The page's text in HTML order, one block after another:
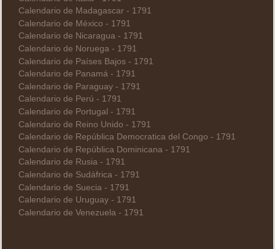
Calendario de Madagascar - 1791
Calendario de México - 1791
Calendario de Nicaragua - 1791
Calendario de Noruega - 1791
Calendario de Países Bajos - 1791
Calendario de Panamá - 1791
Calendario de Paraguay - 1791
Calendario de Perú - 1791
Calendario de Portugal - 1791
Calendario de Reino Unido - 1791
Calendario de República Democratica del Congo - 1791
Calendario de República Dominicana - 1791
Calendario de Rusia - 1791
Calendario de Sudáfrica - 1791
Calendario de Suecia - 1791
Calendario de Uruguay - 1791
Calendario de Venezuela - 1791